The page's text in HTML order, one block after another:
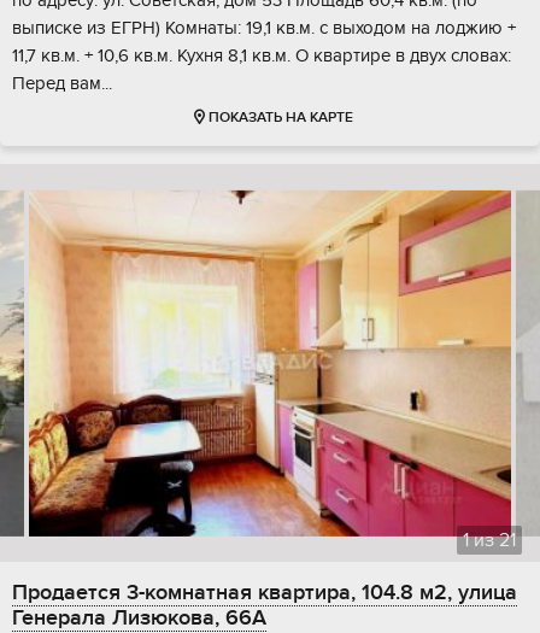
выписке из ЕГРН) Комнаты: 19,1 кв.м. с выходом на лоджию +
11,7 кв.м. + 10,6 кв.м. Кухня 8,1 кв.м. О квартире в двух словах:
Перед вам...
ПОКАЗАТЬ НА КАРТЕ
1из21
Продается 3-комнатная квартира, 104.8 м2, улица
Генерала Лизюкова, 66А